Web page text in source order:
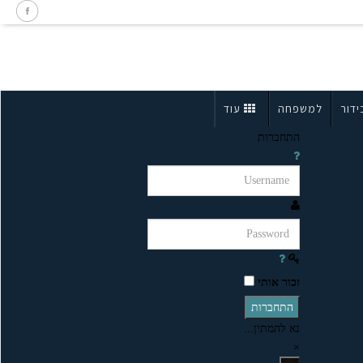
למשפחה עוד
התחברות
זכור אותי
התחברות
נא להמתין...
×